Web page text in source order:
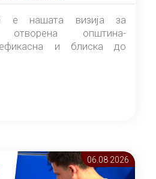
е нашата визија за
општина-
ефикасна и блиска до
06.08 2026